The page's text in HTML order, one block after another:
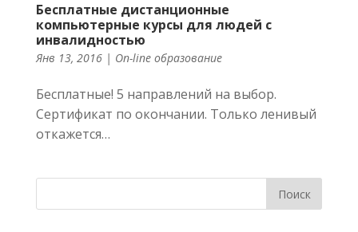
Бесплатные дистанционные
компьютерные курсы для людей с
инвалидностью
Янв 13, 2016 | On-line образование
Бесплатные! 5 направлений на выбор.
Сертификат по окончании. Только ленивый
откажется…